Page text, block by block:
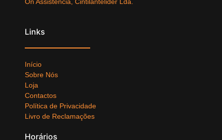
Links
Início
Sobre Nós
Loja
Contactos
Política de Privacidade
Livro de Reclamações
Horários